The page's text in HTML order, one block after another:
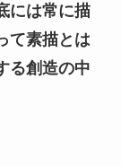
には常に描
て素描とは
る創造の中